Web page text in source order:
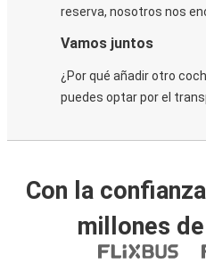
reserva, nosotros nos
Vamos juntos
¿Por qué añadir otro
puedes optar por el
Con la
millones